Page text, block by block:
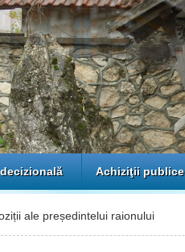
Achiziţii publice
ale președintelui raionului